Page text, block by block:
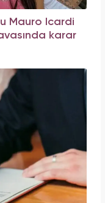
Mauro Icardi
karar